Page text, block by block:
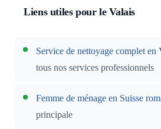
Liens utiles pour le Valais
Service de nettoyage complet en
tous nos services professionnels
Femme de ménage en Suisse
principale